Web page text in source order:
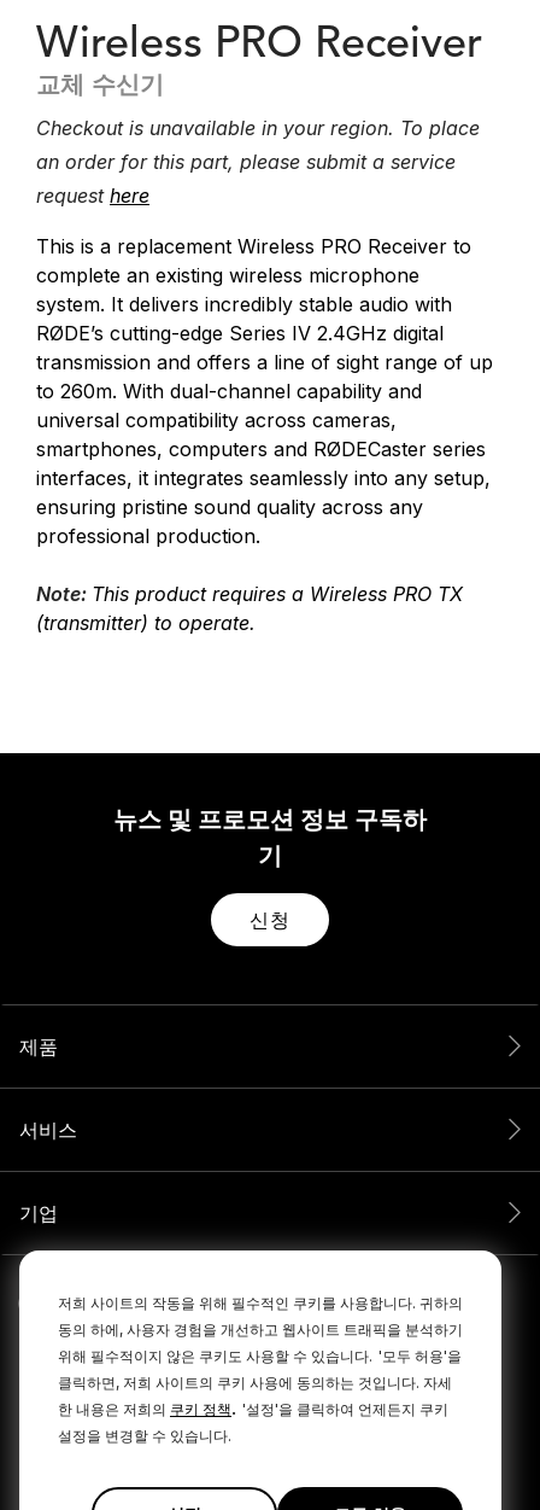
저희 사이트의 작동을 위해 필수적인 쿠키를 사용합니다. 귀하의
동의 하에, 사용자 경험을 개선하고 웹사이트 트래픽을 분석하기
위해 필수적이지 않은 쿠키도 사용할 수 있습니다. '모두 허용'을
클릭하면, 저희 사이트의 쿠키 사용에 동의하는 것입니다. 자세
한 내용은 저희의 쿠키 정책. '설정'을 클릭하여 언제든지 쿠키
설정을 변경할 수 있습니다.
Wireless PRO Receiver
교체 수신기
Checkout is unavailable in your region. To place
an order for this part, please submit a service
request here
This is a replacement Wireless PRO Receiver to
complete an existing wireless microphone
system. It delivers incredibly stable audio with
RØDE’s cutting-edge Series IV 2.4GHz digital
transmission and offers a line of sight range of up
to 260m. With dual-channel capability and
universal compatibility across cameras,
smartphones, computers and RØDECaster series
interfaces, it integrates seamlessly into any setup,
ensuring pristine sound quality across any
professional production.
Note: This product requires a Wireless PRO TX
(transmitter) to operate.
뉴스 및 프로모션 정보 구독하
기
신청
제품
서비스
기업
이용약관